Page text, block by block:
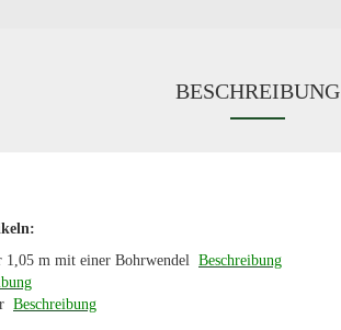
BESCHREIBUNG
1,05 m mit einer Bohrwendel Beschreibung
Beschreibung